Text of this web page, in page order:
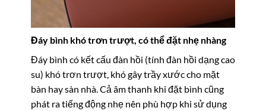
Đáy bình khó trơn trượt, có thể đặt nhẹ nhàng
Đáy bình có kết cấu đàn hồi (tính đàn hồi dạng cao
su) khó trơn trượt, khó gây trầy xước cho mặt
bàn hay sàn nhà. Cả âm thanh khi đặt bình cũng
phát ra tiếng động nhẹ nên phù hợp khi sử dụng